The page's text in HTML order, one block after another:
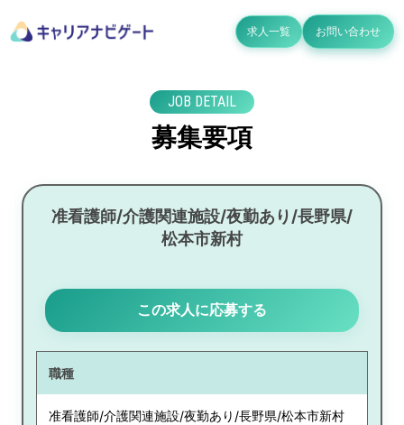
求人一覧 お問い合わせ
JOB DETAIL
募集要項
准看護師/介護関連施設/夜勤あり/長野県/
松本市新村
この求人に応募する
職種
准看護師/介護関連施設/夜勤あり/長野県/松本市新村